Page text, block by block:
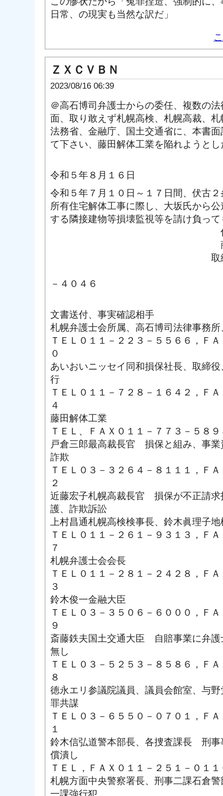
日常、の現実も当然な訳だ」
ＺＸＣＶＢＮ
2023/08/16 06:39
＠高石博司弁護士からの委任、複数の
面、取り敢えず札幌高検、札幌高裁、
法務省、金融庁、国土交通省に、本書
て下さい、藤田解体工業を陥れようと
令和５年８月１６日
令和５年７月１０日～１７日間、伏古
所有住宅解体工事に際し、大坂氏から
する隣接建物等損壊監視等を請け負っ
住
商
取締
－４０４６
文書送付、事実確認相手
札幌弁護士会所属、高石博司法律事務
ＴＥＬ０１１－２２３－５５６６，Ｆ
０
あいおいニッセイ同和損保社長、取締
行
ＴＥＬ０１１－７２８－１６４２，Ｆ
４
藤田解体工業
ＴＥＬ、ＦＡＸ０１１－７７３－５８９
戸倉三郎最高裁長官 損保と組み、事
詐欺
ＴＥＬ０３－３２６４－８１１１，Ｆ
２
近藤宏子札幌高裁長官 損保が不正請求
護、詐欺訴訟
上村昌通札幌高検検事長、鈴木眞理子
ＴＥＬ０１１－２６１－９３１３，Ｆ
７
札幌弁護士会会長
ＴＥＬ０１１－２８１－２４２８，Ｆ
３
鈴木俊一金融大臣
ＴＥＬ０３－３５０６－６０００，Ｆ
９
斎藤鉄夫国土交通大臣 自賠事業に弁護
無し
ＴＥＬ０３－５２５３－８５８６，Ｆ
８
徳永エリ参議院議員、議員会館室、与
罪共謀
ＴＥＬ０３－６５５０－０７０１，Ｆ
１
鈴木信弘道警本部長、各捜査課長 刑事
償潰し
ＴＥＬ，ＦＡＸ０１１－２５１－０１１
札幌方面中央警察署長、刑事二課石倉
一課強行犯